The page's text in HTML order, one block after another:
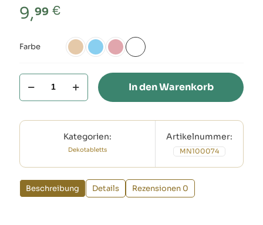
9,99 €
Farbe
Regenbogen
Beton
Untersetzer
als
In den Warenkorb
Kategorien:
Dekotabletts
Artikelnummer:
MN100074
Beschreibung Details Rezensionen 0